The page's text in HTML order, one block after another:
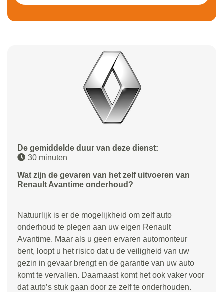
De gemiddelde duur van deze dienst:
30 minuten
Wat zijn de gevaren van het zelf uitvoeren van
Renault Avantime onderhoud?
Natuurlijk is er de mogelijkheid om zelf auto
onderhoud te plegen aan uw eigen Renault
Avantime. Maar als u geen ervaren automonteur
bent, loopt u het risico dat u de veiligheid van uw
gezin in gevaar brengt en de garantie van uw auto
komt te vervallen. Daarnaast komt het ook vaker voor
dat auto’s stuk gaan door ze zelf te onderhouden.